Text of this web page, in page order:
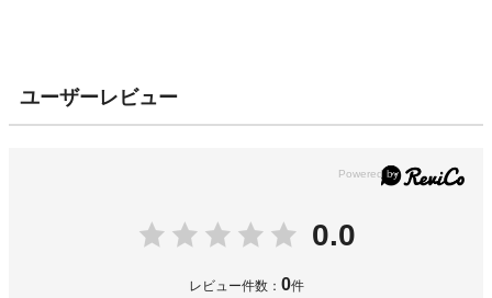
ユーザーレビュー
0.0
レビュー件数： 0件